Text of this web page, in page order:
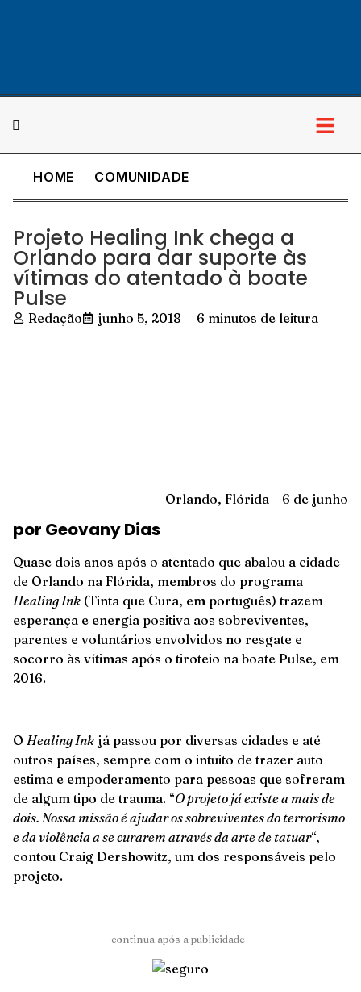
HOME COMUNIDADE
Projeto Healing Ink chega a
Orlando para dar suporte às
vítimas do atentado à boate
Pulse
Redação junho 5, 2018 6 minutos de leitura
Orlando, Flórida – 6 de junho
por Geovany Dias
Quase dois anos após o atentado que abalou a cidade
de Orlando na Flórida, membros do programa
Healing Ink (Tinta que Cura, em português) trazem
esperança e energia positiva aos sobreviventes,
parentes e voluntários envolvidos no resgate e
socorro às vítimas após o tiroteio na boate Pulse, em
2016.
O Healing Ink já passou por diversas cidades e até
outros países, sempre com o intuito de trazer auto
estima e empoderamento para pessoas que sofreram
de algum tipo de trauma. “O projeto já existe a mais de
dois. Nossa missão é ajudar os sobreviventes do terrorismo
e da violência a se curarem através da arte de tatuar“,
contou Craig Dershowitz, um dos responsáveis pelo
projeto.
______continua após a publicidade_______